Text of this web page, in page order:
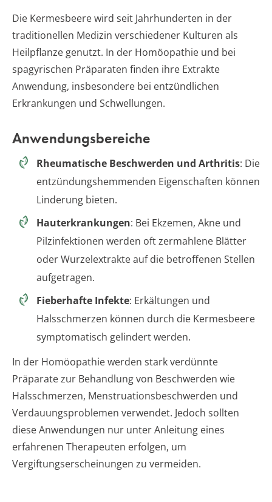
Die Kermesbeere wird seit Jahrhunderten in der
traditionellen Medizin verschiedener Kulturen als
Heilpflanze genutzt. In der Homöopathie und bei
spagyrischen Präparaten finden ihre Extrakte
Anwendung, insbesondere bei entzündlichen
Erkrankungen und Schwellungen.
Anwendungsbereiche
Rheumatische Beschwerden und Arthritis: Die
entzündungshemmenden Eigenschaften können
Linderung bieten.
Hauterkrankungen: Bei Ekzemen, Akne und
Pilzinfektionen werden oft zermahlene Blätter
oder Wurzelextrakte auf die betroffenen Stellen
aufgetragen.
Fieberhafte Infekte: Erkältungen und
Halsschmerzen können durch die Kermesbeere
symptomatisch gelindert werden.
In der Homöopathie werden stark verdünnte
Präparate zur Behandlung von Beschwerden wie
Halsschmerzen, Menstruationsbeschwerden und
Verdauungsproblemen verwendet. Jedoch sollten
diese Anwendungen nur unter Anleitung eines
erfahrenen Therapeuten erfolgen, um
Vergiftungserscheinungen zu vermeiden.